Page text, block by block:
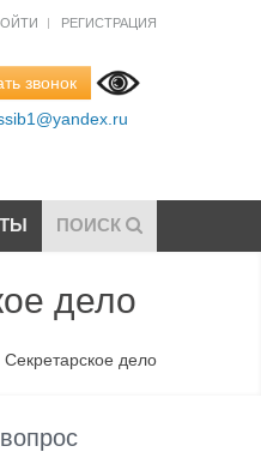
РЕГИСТРАЦИЯ
звонок
ПОИСК
дело
дело